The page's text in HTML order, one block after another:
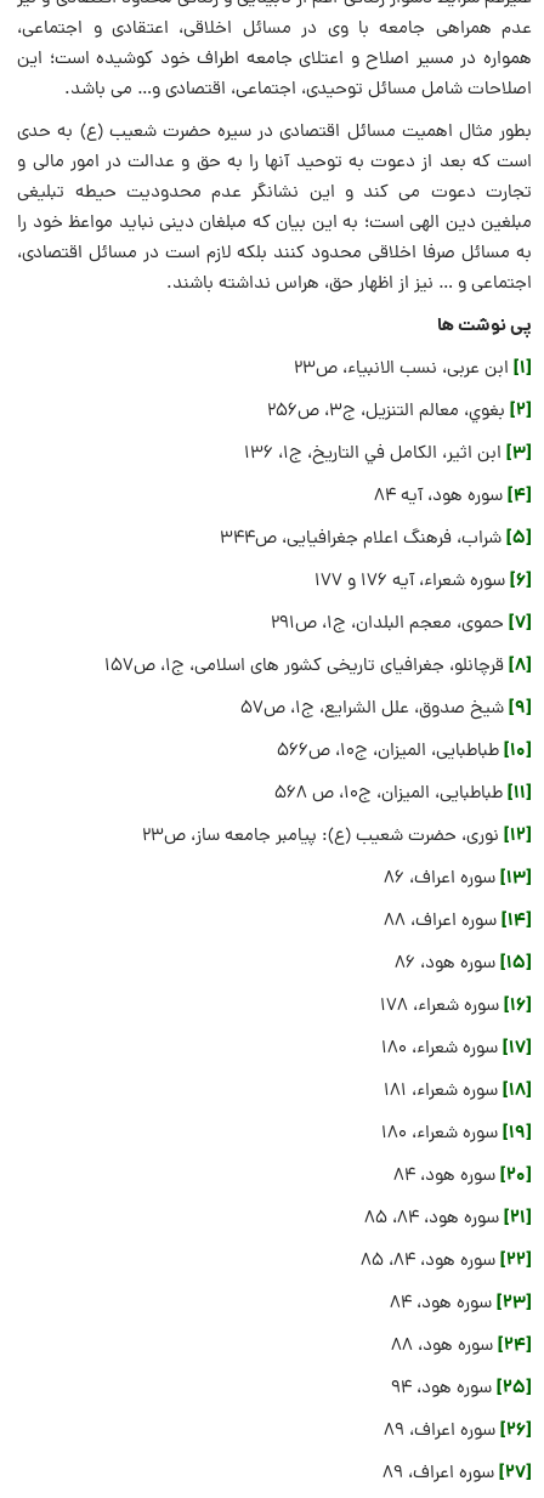
عدم همراهی جامعه با وی در مسائل اخلاقی، اعتقادی و اجتماعی،
همواره در مسیر اصلاح و اعتلای جامعه اطراف خود کوشیده است؛ این
اصلاحات شامل مسائل توحیدی، اجتماعی، اقتصادی و… می باشد.
بطور مثال اهمیت مسائل اقتصادی در سیره حضرت شعیب (ع) به حدی
است که بعد از دعوت به توحید آنها را به حق و عدالت در امور مالی و
تجارت دعوت می کند و این نشانگر عدم محدودیت حیطه تبلیغی
مبلغین دین الهی است؛ به این بیان که مبلغان دینی نباید مواعظ خود را
به مسائل صرفا اخلاقی محدود کنند بلکه لازم است در مسائل اقتصادی،
اجتماعی و … نیز از اظهار حق، هراس نداشته باشند.
پی نوشت ها
[1]
ابن عربی، نسب الانبیاء، ص23
[2] بغوي، معالم التنزیل، ج3، ص256
[3] ابن اثیر، الكامل في التاريخ، ج1، 136
[4] سوره هود، آیه 84
[5] شراب، فرهنگ اعلام جغرافیایی، ص344
[6] سوره شعراء، آیه 176 و 177
[7] حموی، معجم البلدان، ج۱، ص۲۹۱
[8] قرچانلو، جغرافیای تاریخی کشور های اسلامی، ج1، ص157
[9] شیخ صدوق، علل الشرایع، ج1، ص57
[10] طباطبایی، المیزان، ج10، ص566
[11] طباطبایی، الميزان، ج‏10، ص 568
[12] نوری، حضرت شعیب (ع): پیامبر جامعه‏ ساز، ص23
[13] سوره اعراف، 86
[14] سوره اعراف، 88
[15] سوره هود، 86
[16] سوره شعراء، 178
[17] سوره شعراء، 180
[18] سوره شعراء، 181
[19] سوره شعراء، 180
[20] سوره هود، 84
[21] سوره هود، 84، 85
[22] سوره هود، 84، 85
[23] سوره هود، 84
[24] سوره هود، 88
[25] سوره هود، 94
[26] سوره اعراف، 89
[27] سوره اعراف، 89